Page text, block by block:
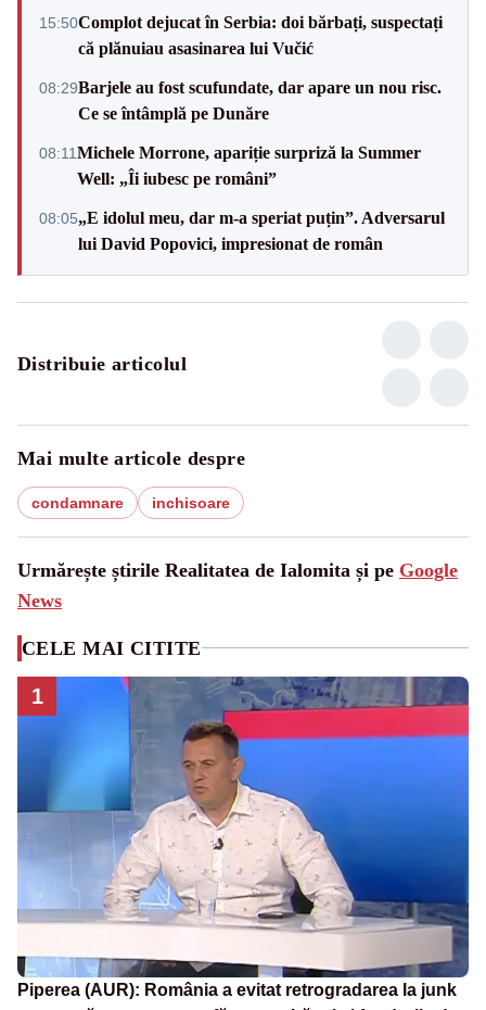
15:50Complot dejucat în Serbia: doi bărbați, suspectați
că plănuiau asasinarea lui Vučić
08:29Barjele au fost scufundate, dar apare un nou risc.
Ce se întâmplă pe Dunăre
08:11Michele Morrone, apariție surpriză la Summer
Well: „Îi iubesc pe români”
08:05„E idolul meu, dar m-a speriat puțin”. Adversarul
lui David Popovici, impresionat de român
Distribuie articolul
Mai multe articole despre
condamnare inchisoare
Urmărește știrile Realitatea de Ialomita și pe Google
News
CELE MAI CITITE
1
Piperea (AUR): România a evitat retrogradarea la junk